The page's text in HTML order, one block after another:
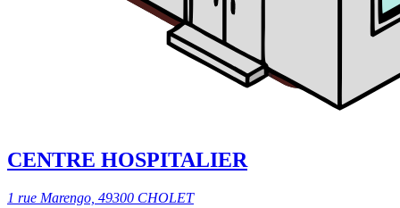
CENTRE HOSPITALIER
1 rue Marengo, 49300 CHOLET